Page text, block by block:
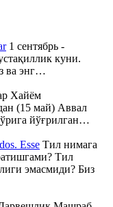
1 сентябрь -
куни.
ва энг…
Хайём
(15 май) Аввал
йўғрилган…
Esse Тил нимага
Тил
эмасмиди? Биз